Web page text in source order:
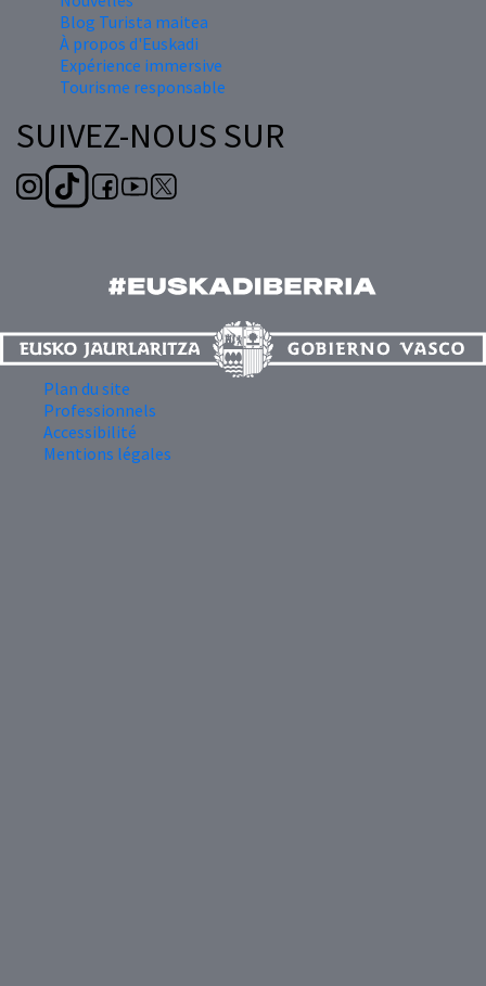
Blog Turista maitea
À propos d'Euskadi
Expérience immersive
Tourisme responsable
SUIVEZ-NOUS SUR
Plan du site
Professionnels
Accessibilité
Mentions légales